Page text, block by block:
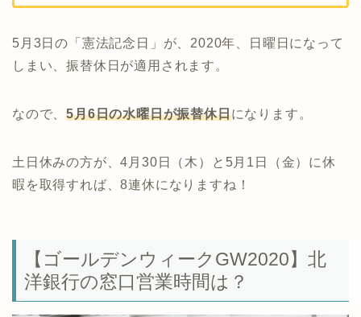
5月3日の「憲法記念日」が、2020年、日曜日になって
しまい、振替休日が適用されます。
なので、5月6日の水曜日が振替休日になります。
土日休みの方が、4月30日（木）と5月1日（金）に休
暇を取得すれば、8連休になりますね！
【ゴールデンウィークGW2020】北
洋銀行の窓口営業時間は？